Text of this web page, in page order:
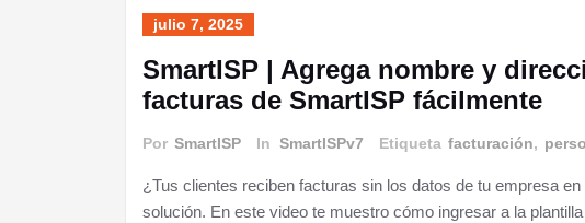
julio 7, 2025
SmartISP | Agrega nombre y
facturas de SmartISP fácilmente
Por SmartISP In SmartISPv7 Etiqueta facturación,
¿Tus clientes reciben facturas sin los datos de tu empresa
solución. En este video te muestro cómo ingresar a la